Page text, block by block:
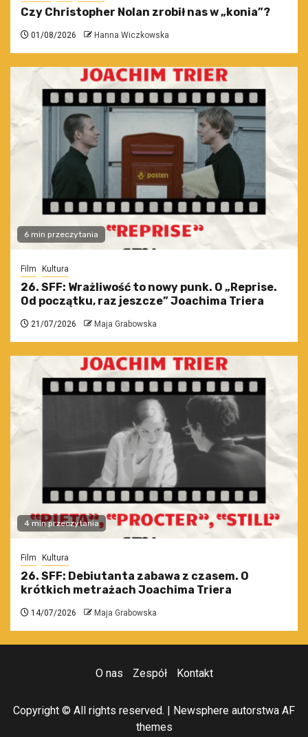
Czy Christopher Nolan zrobił nas w „konia”?
01/08/2026 Hanna Wiczkowska
6 min przeczytania
Film Kultura
26. SFF: Wrażliwość to nowy punk. O „Reprise.
Od początku, raz jeszcze” Joachima Triera
21/07/2026 Maja Grabowska
4 min przeczytania
Film Kultura
26. SFF: Debiutanta zabawa z czasem. O
krótkich metrażach Joachima Triera
14/07/2026 Maja Grabowska
O nas Zespół Kontakt
Copyright © All rights reserved. Newsphere autorstwa AF
themes